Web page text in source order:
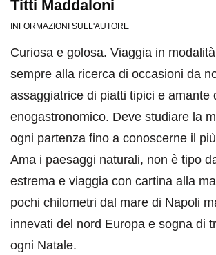
Titti Maddaloni
INFORMAZIONI SULL'AUTORE
Curiosa e golosa. Viaggia in
sempre alla ricerca di occasioni da
assaggiatrice di piatti tipici e amante
enogastronomico. Deve studiare la
ogni partenza fino a conoscerne il
Ama i paesaggi naturali, non è tipo
estrema e viaggia con cartina alla
pochi chilometri dal mare di Napoli
innevati del nord Europa e sogna di
ogni Natale.